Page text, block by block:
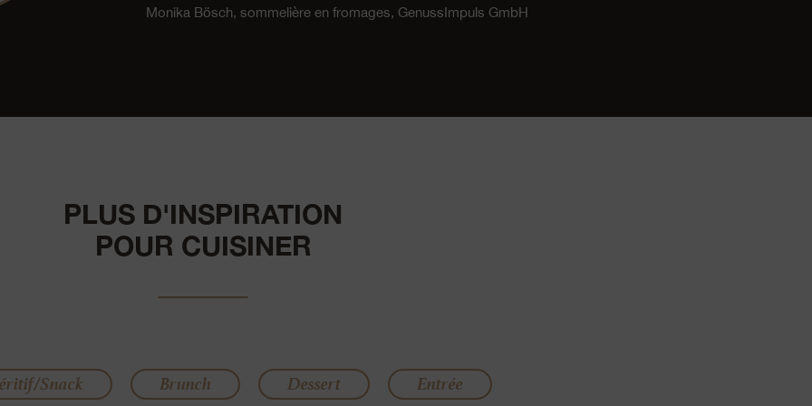
Monika Bösch, sommelière en fromages, GenussImpuls GmbH
PLUS D'INSPIRATION
POUR CUISINER
Snack Brunch Dessert Entrée